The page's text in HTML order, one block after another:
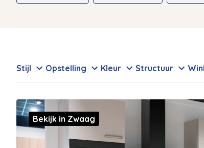
Stijl Opstelling Kleur Structuur
Bekijk in Zwaag